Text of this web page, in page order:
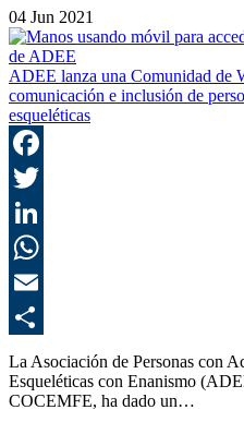
04 Jun 2021
ADEE lanza una Comunidad de
comunicación e inclusión de
esqueléticas
La Asociación de Personas con
Esqueléticas con Enanismo
COCEMFE, ha dado un…